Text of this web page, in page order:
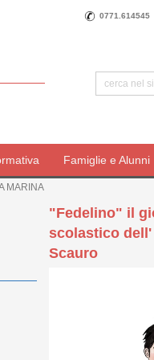
0771.614545
Famiglie e Alunni
MARINA
"Fedelino" il
scolastico dell'
Scauro